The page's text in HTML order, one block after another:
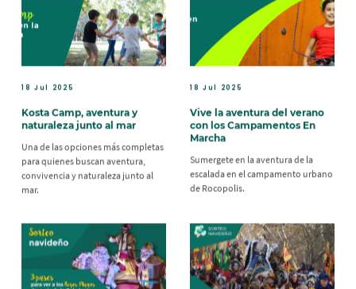
18 Jul 2025
Kosta Camp, aventura y
naturaleza junto al mar
Una de las opciones más completas
para quienes buscan aventura,
convivencia y naturaleza junto al
mar.
18 Jul 2025
Vive la aventura del verano
con los Campamentos En
Marcha
Sumergete en la aventura de la
escalada en el campamento urbano
de Rocopolis.